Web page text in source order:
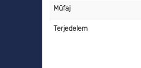
Műfaj
Terjedelem